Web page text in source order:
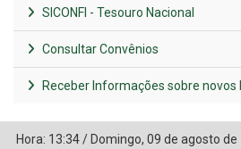
SICONFI - Tesouro Nacional
Consultar Convênios
Receber Informações sobre novos
Hora: 13:34/ Domingo, 09 de agosto de